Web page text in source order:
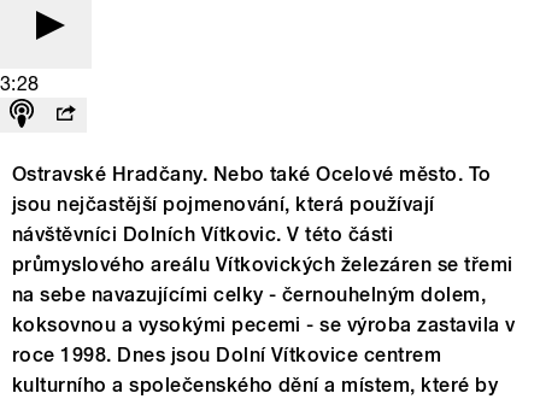
3:28
Ostravské Hradčany. Nebo také Ocelové město. To
jsou nejčastější pojmenování, která používají
návštěvníci Dolních Vítkovic. V této části
průmyslového areálu Vítkovických železáren se třemi
na sebe navazujícími celky - černouhelným dolem,
koksovnou a vysokými pecemi - se výroba zastavila v
roce 1998. Dnes jsou Dolní Vítkovice centrem
kulturního a společenského dění a místem, které by